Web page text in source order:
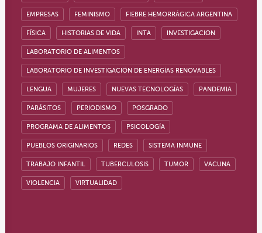
EMPRESAS FEMINISMO FIEBRE HEMORRÁGICA ARGENTINA
FÍSICA HISTORIAS DE VIDA INTA INVESTIGACION
LABORATORIO DE ALIMENTOS
LABORATORIO DE INVESTIGACIÓN DE ENERGÍAS RENOVABLES
LENGUA MUJERES NUEVAS TECNOLOGÍAS PANDEMIA
PARÁSITOS PERIODISMO POSGRADO
PROGRAMA DE ALIMENTOS PSICOLOGÍA
PUEBLOS ORIGINARIOS REDES SISTEMA INMUNE
TRABAJO INFANTIL TUBERCULOSIS TUMOR VACUNA
VIOLENCIA VIRTUALIDAD